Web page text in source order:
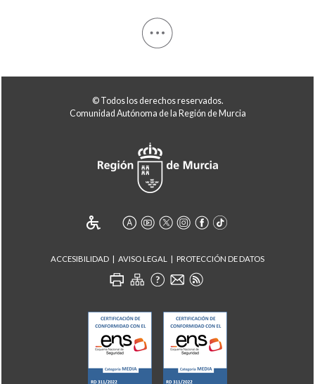
© Todos los derechos reservados.
Comunidad Autónoma de la Región de Murcia
ACCESIBILIDAD AVISO LEGAL PROTECCIÓN DE DATOS